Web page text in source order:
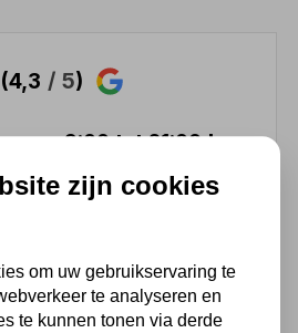
(4,3 / 5)
van 9:00 tot 21:00 !
besteld, dezelfde dag
Vragen ? Bel ons +31
in Rijssen !
zijn cookies
om uw gebruikservaring te
te analyseren en
te kunnen tonen via derde